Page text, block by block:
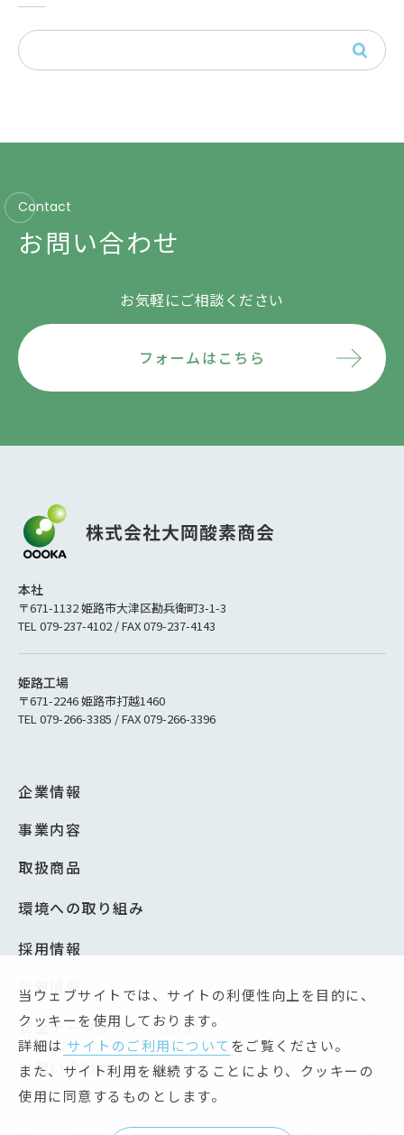
Contact
お問い合わせ
お気軽にご相談ください
フォームはこちら
本社
〒671-1132 姫路市大津区勘兵衛町3-1-3
TEL 079-237-4102 / FAX 079-237-4143
姫路工場
〒671-2246 姫路市打越1460
TEL 079-266-3385 / FAX 079-266-3396
企業情報
事業内容
取扱商品
環境への取り組み
採用情報
新着情報
安全データシート（SDS）
お問い合わせ
当ウェブサイトでは、サイトの利便性向上を目的に、
クッキーを使用しております。
詳細は サイトのご利用についてをご覧ください。
また、サイト利用を継続することにより、クッキーの
使用に同意するものとします。